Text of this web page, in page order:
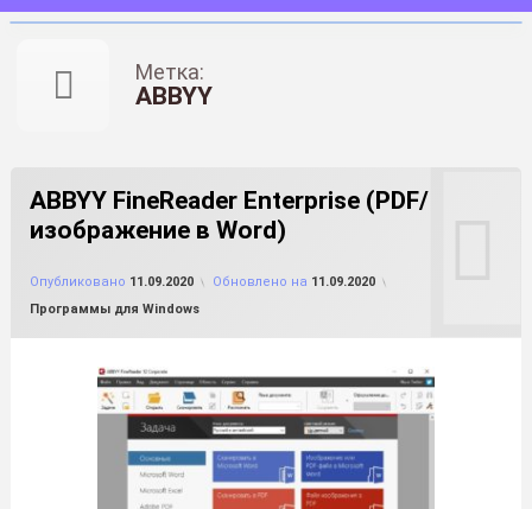
Метка:
ABBYY
ABBYY FineReader Enterprise (PDF/
изображение в Word)
Опубликовано 11.09.2020 Обновлено на 11.09.2020
Рубрики:
Программы для Windows